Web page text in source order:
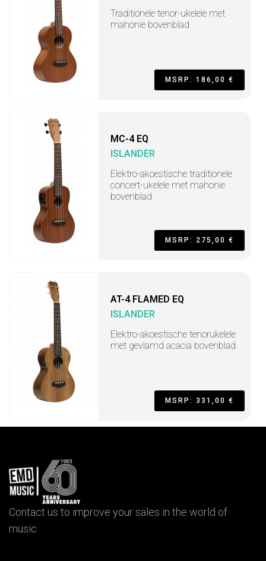
Traditionele tenor-ukelele met
mahonie bovenblad
MSRP: 186,00 €
MC-4 EQ
ISLANDER
Elektro-akoestische traditionele
concert-ukelele met mahonie
bovenblad
MSRP: 275,00 €
AT-4 FLAMED EQ
ISLANDER
Elektro-akoestische tenorukelele
met gevlamd acacia bovenblad
MSRP: 331,00 €
Contact us to improve your sales in the world of
music